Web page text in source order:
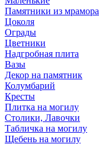
Памятники из мрамора
Цоколя
Ограды
Цветники
Надгробная плита
Вазы
Декор на памятник
Колумбарий
Кресты
Плитка на могилу
Столики, Лавочки
Табличка на могилу
Щебень на могилу